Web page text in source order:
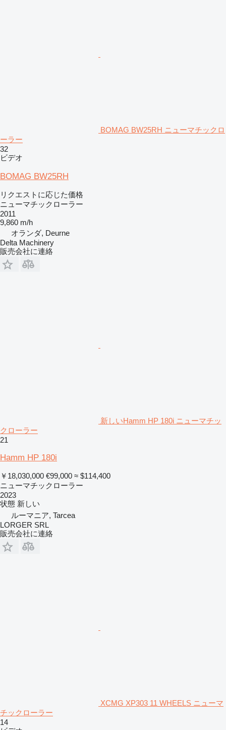
BOMAG BW25RH ニューマチックロ
ーラー
32
ビデオ
BOMAG BW25RH
リクエストに応じた価格
ニューマチックローラー
2011
9,860 m/h
オランダ, Deurne
Delta Machinery
販売会社に連絡
新しいHamm HP 180i ニューマチッ
クローラー
21
Hamm HP 180i
￥18,030,000 €99,000 ≈ $114,400
ニューマチックローラー
2023
状態 新しい
ルーマニア, Tarcea
LORGER SRL
販売会社に連絡
XCMG XP303 11 WHEELS ニューマ
チックローラー
14